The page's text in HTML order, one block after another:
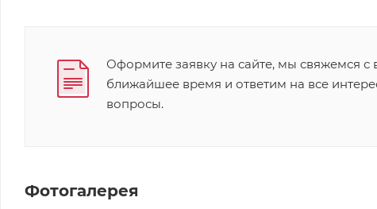
Оформите заявку на сайте, мы свяжемся с
ближайшее время и ответим на все
вопросы.
Фотогалерея